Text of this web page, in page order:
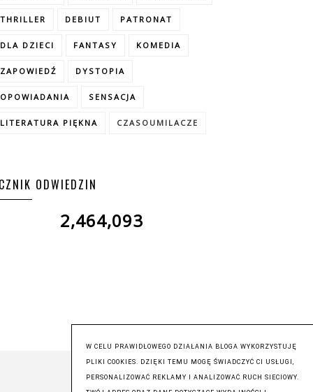
THRILLER DEBIUT PATRONAT
DLA DZIECI FANTASY KOMEDIA
ZAPOWIEDŹ DYSTOPIA
OPOWIADANIA SENSACJA
LITERATURA PIĘKNA CZASOUMILACZE
ODWIEDZIN
2,464,093
W CELU PRAWIDŁOWEGO DZIAŁANIA BLOGA WYKORZYSTUJĘ
PLIKI COOKIES. DZIĘKI TEMU MOGĘ ŚWIADCZYĆ CI USŁUGI,
PERSONALIZOWAĆ REKLAMY I ANALIZOWAĆ RUCH SIECIOWY.